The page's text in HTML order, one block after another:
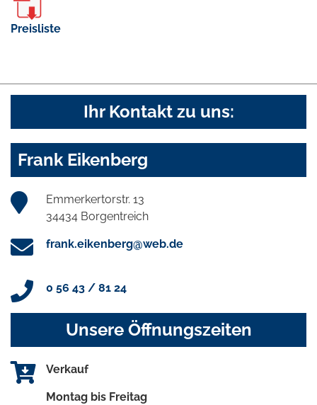
Preisliste
Ihr Kontakt zu uns:
Frank Eikenberg
Emmerkertorstr. 13
34434 Borgentreich
frank.eikenberg@web.de
0 56 43 / 81 24
Unsere Öffnungszeiten
Verkauf
Montag bis Freitag